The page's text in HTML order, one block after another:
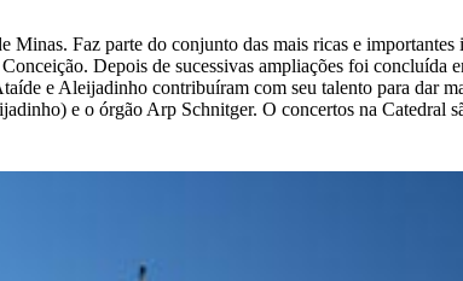
Minas. Faz parte do conjunto das mais ricas e
Depois de sucessivas ampliações foi concluída
e Aleijadinho contribuíram com seu talento para dar
e o órgão Arp Schnitger. O concertos na Catedral